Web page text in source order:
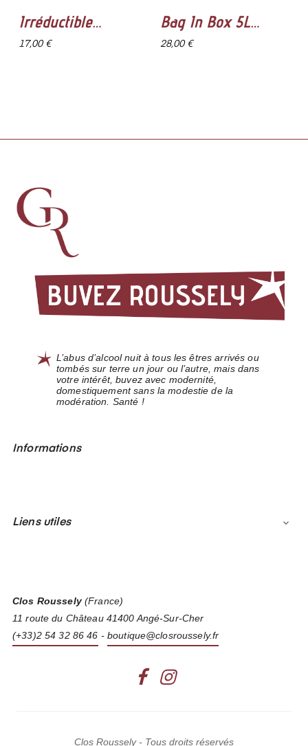
Irréductible
Sauvignon
17,00 €
Bag In Box 5L
Rouge
28,00 €
L’abus d’alcool nuit à tous les êtres arrivés ou
tombés sur terre un jour ou l’autre, mais dans
votre intérêt, buvez avec modernité,
domestiquement sans la modestie de la
modération. Santé !
Informations
Liens utiles 
Clos Roussely(France)
11 route du Château 41400 Angé-Sur-Cher
(+33)2 54 32 86 46 - boutique@closroussely.fr
Facebook
Clos Roussely - Tous droits réservés